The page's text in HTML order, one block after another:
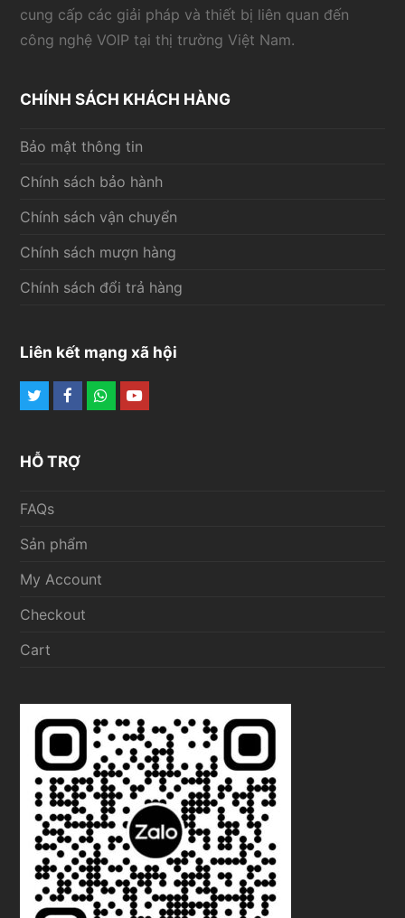
cung cấp các giải pháp và thiết bị liên quan đến
công nghệ VOIP tại thị trường Việt Nam.
CHÍNH SÁCH KHÁCH HÀNG
Bảo mật thông tin
Chính sách bảo hành
Chính sách vận chuyển
Chính sách mượn hàng
Chính sách đổi trả hàng
Liên kết mạng xã hội
TwitterFacebook
Whatsapp
Youtube
HỖ TRỢ
FAQs
Sản phẩm
My Account
Checkout
Cart